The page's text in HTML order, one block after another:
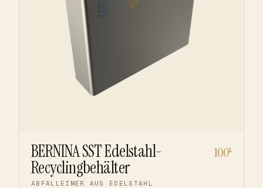
BERNINA SST Edelstahl-
Recyclingbehälter
ABFALLEIMER AUS EDELSTAHL
100L